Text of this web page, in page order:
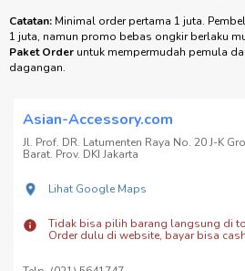
Catatan: Minimal order pertama 1 juta.
1 juta, namun promo bebas ongkir berlaku
Paket Order untuk mempermudah pemula
dagangan.
Asian-Accessory.com
Jl. Prof. DR. Latumenten Raya No. 20 J-K
Barat. Prov. DKI Jakarta
Lihat Google Maps
Tidak bisa pilih barang langsung di
Order dulu di website, bayar bisa